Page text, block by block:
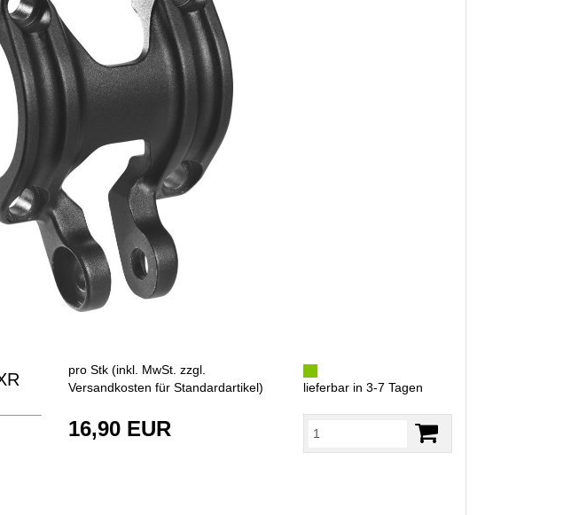
pro Stk (inkl. MwSt. zzgl.
Versandkosten für Standardartikel)
16,90 EUR
lieferbar in 3-7 Tagen